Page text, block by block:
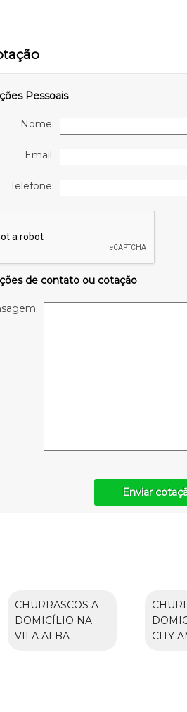
Pessoais
Nome:
Email:
Telefone:
de contato ou cotação
Enviar
CHURRASCOS A
DOMICÍLIO NA
VILA ALBA
CITY